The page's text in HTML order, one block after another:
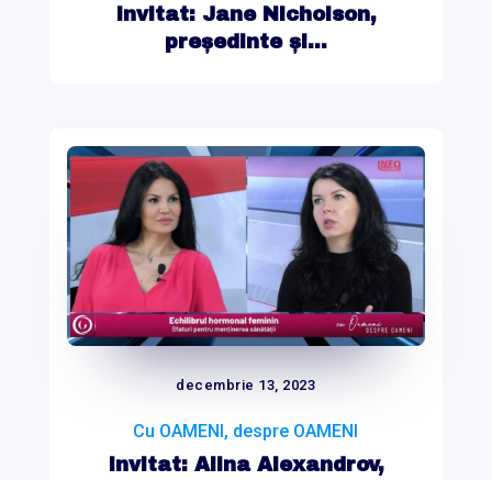
Invitat: Jane Nicholson,
președinte și...
decembrie 13, 2023
Cu OAMENI, despre OAMENI
Invitat: Alina Alexandrov,